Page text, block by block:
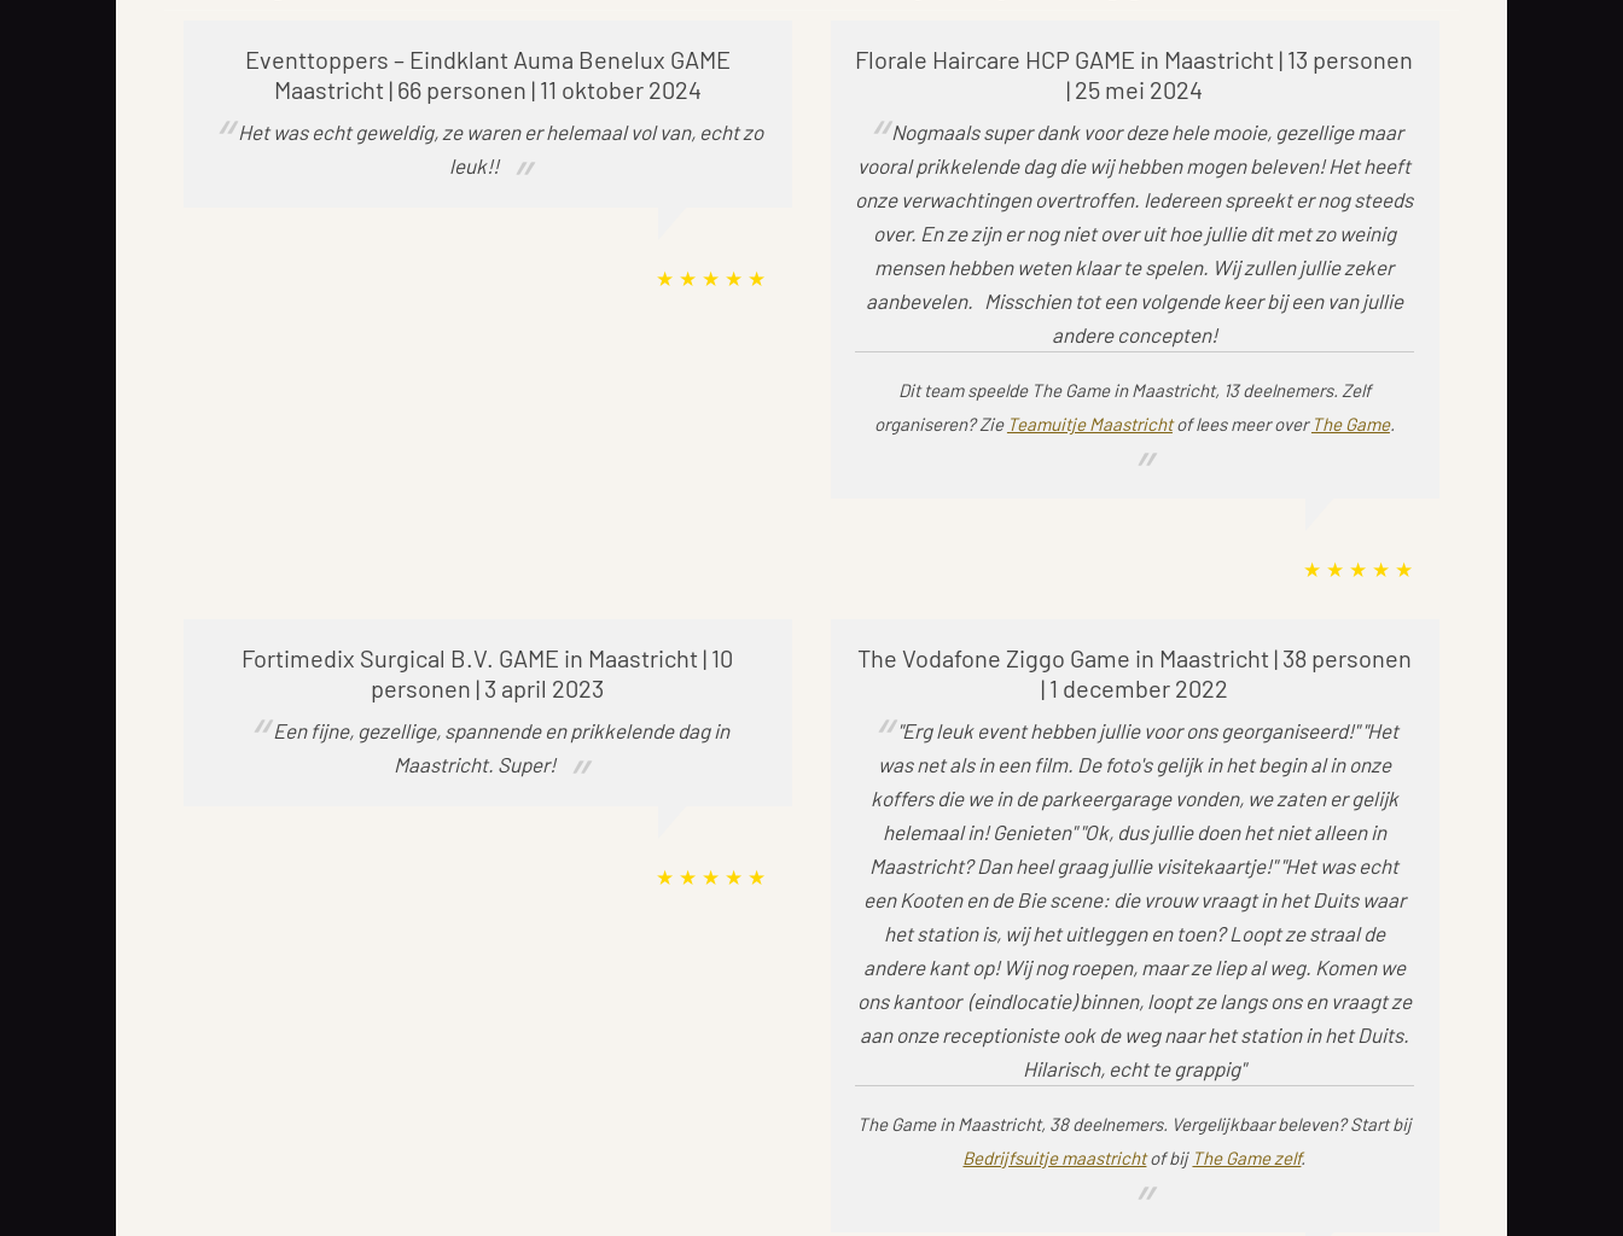
Eventtoppers – Eindklant Auma Benelux GAME
Maastricht | 66 personen | 11 oktober 2024
Het was echt geweldig, ze waren er helemaal vol van, echt zo
leuk!!
Florale Haircare HCP GAME in Maastricht | 13 personen
| 25 mei 2024
Nogmaals super dank voor deze hele mooie, gezellige maar
vooral prikkelende dag die wij hebben mogen beleven! Het heeft
onze verwachtingen overtroffen. Iedereen spreekt er nog steeds
over. En ze zijn er nog niet over uit hoe jullie dit met zo weinig
mensen hebben weten klaar te spelen. Wij zullen jullie zeker
aanbevelen. Misschien tot een volgende keer bij een van jullie
andere concepten!
Dit team speelde The Game in Maastricht, 13 deelnemers. Zelf
organiseren? Zie Teamuitje Maastrichtof lees meer over The Game.
Fortimedix Surgical B.V. GAME in Maastricht | 10
personen | 3 april 2023
Een fijne, gezellige, spannende en prikkelende dag in
Maastricht. Super!
The Vodafone Ziggo Game in Maastricht | 38 personen
| 1 december 2022
"Erg leuk event hebben jullie voor ons georganiseerd!" "Het
was net als in een film. De foto's gelijk in het begin al in onze
koffers die we in de parkeergarage vonden, we zaten er gelijk
helemaal in! Genieten" "Ok, dus jullie doen het niet alleen in
Maastricht? Dan heel graag jullie visitekaartje!" "Het was echt
een Kooten en de Bie scene: die vrouw vraagt in het Duits waar
het station is, wij het uitleggen en toen? Loopt ze straal de
andere kant op! Wij nog roepen, maar ze liep al weg. Komen we
ons kantoor (eindlocatie) binnen, loopt ze langs ons en vraagt ze
aan onze receptioniste ook de weg naar het station in het Duits.
Hilarisch, echt te grappig"
The Game in Maastricht, 38 deelnemers. Vergelijkbaar beleven? Start bij
Bedrijfsuitje maastrichtof bij The Game zelf.